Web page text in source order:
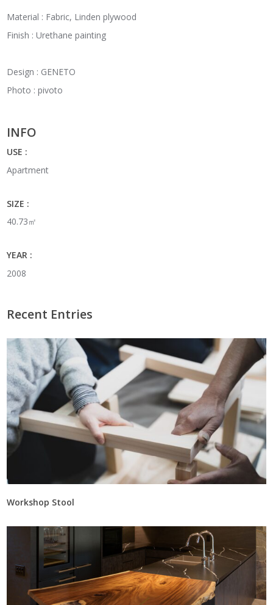
Material : Fabric, Linden plywood
Finish : Urethane painting
Design : GENETO
Photo : pivoto
INFO
USE :
Apartment
SIZE :
40.73㎡
YEAR :
2008
Recent Entries
Workshop Stool